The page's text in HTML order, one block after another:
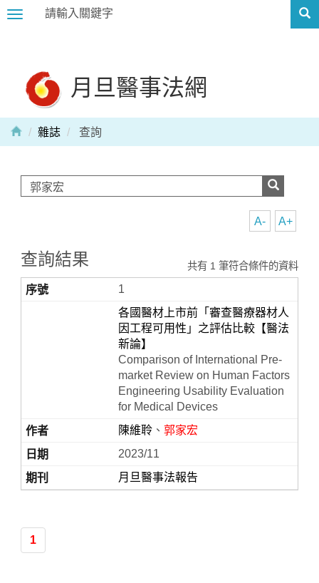
Toggle
月旦醫事法網
Home
雜誌 查詢
A+
A-
查詢結果 共有 1 筆符合條件的資料
1
各國醫材上市前「審查醫療器材人
因工程可用性」之評估比較【醫法
新論】
Comparison of International Pre-
market Review on Human Factors
Engineering Usability Evaluation
for Medical Devices
陳維聆、 郭家宏
2023/11
月旦醫事法報告
1